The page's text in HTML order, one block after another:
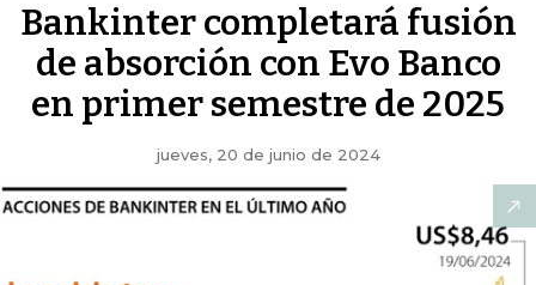
Bankinter completará fusión
de absorción con Evo Banco
en primer semestre de 2025
jueves, 20 de junio de 2024